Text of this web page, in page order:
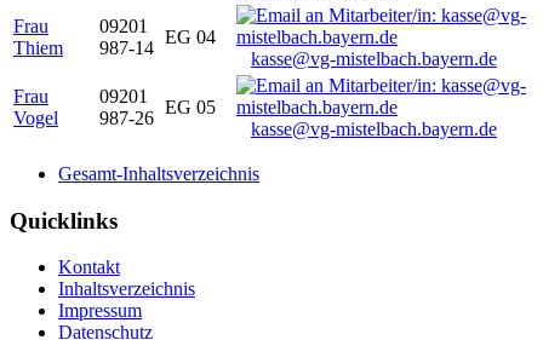
Frau
Thiem
09201
987-14
EG 04
kasse@vg-mistelbach.bayern.de
Frau
Vogel
09201
987-26
EG 05
kasse@vg-mistelbach.bayern.de
Gesamt-Inhaltsverzeichnis
Quicklinks
Kontakt
Inhaltsverzeichnis
Impressum
Datenschutz